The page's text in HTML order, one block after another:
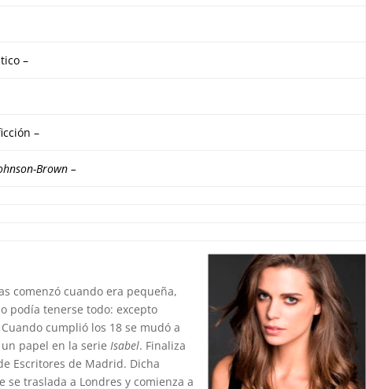
–
–
Brown–
comenzó cuando era pequeña,
podía tenerse todo: excepto
cumplió los 18 se mudó a
papel en la serie Isabel. Finaliza
Escritores de Madrid. Dicha
traslada a Londres y comienza a